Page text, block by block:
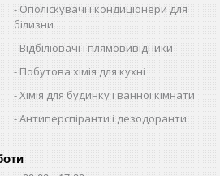
Ополіскувачі і кондиціонери для
білизни
Відбілювачі і плямовивідники
Побутова хімія для кухні
Хімія для будинку і ванної кімнати
Антиперспіранти і дезодоранти